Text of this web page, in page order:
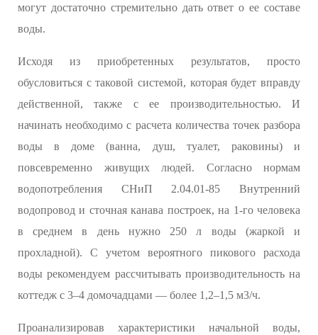
могут достаточно стремительно дать ответ о ее составе
воды.
Исходя из приобретенных результатов, просто
обусловиться с таковой системой, которая будет вправду
действенной, также с ее производительностью. И
начинать необходимо с расчета количества точек разбора
воды в доме (ванна, душ, туалет, раковины) и
повсевременно живущих людей. Согласно нормам
водопотребления СНиП 2.04.01-85 Внутренний
водопровод и сточная канава построек, на 1-го человека
в среднем в день нужно 250 л воды (жаркой и
прохладной). С учетом вероятного пикового расхода
воды рекомендуем рассчитывать производительность на
коттедж с 3–4 домочадцами — более 1,2–1,5 м3/ч.
Проанализировав характеристики начальной воды,